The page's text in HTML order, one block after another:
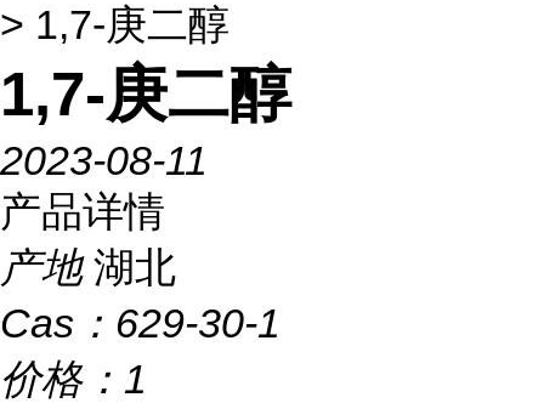
> 1,7-庚二醇
1,7-庚二醇
2023-08-11
产品详情
产地 湖北
Cas： 629-30-1
价格： 1